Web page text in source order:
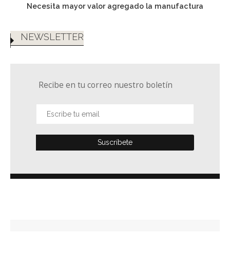
Necesita mayor valor agregado la manufactura
NEWSLETTER
Recibe en tu correo nuestro boletín